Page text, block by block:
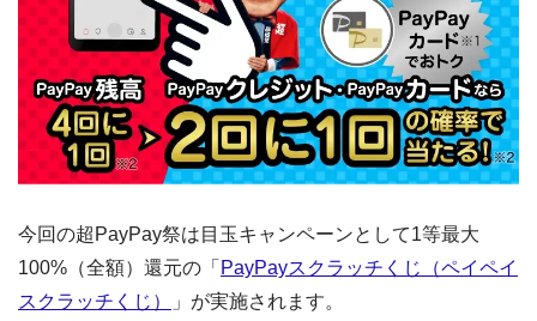
今回の超PayPay祭は目玉キャンペーンとして1等最大
100%（全額）還元の「 PayPayスクラッチくじ（ペイペイ
スクラッチくじ）
」が実施されます。